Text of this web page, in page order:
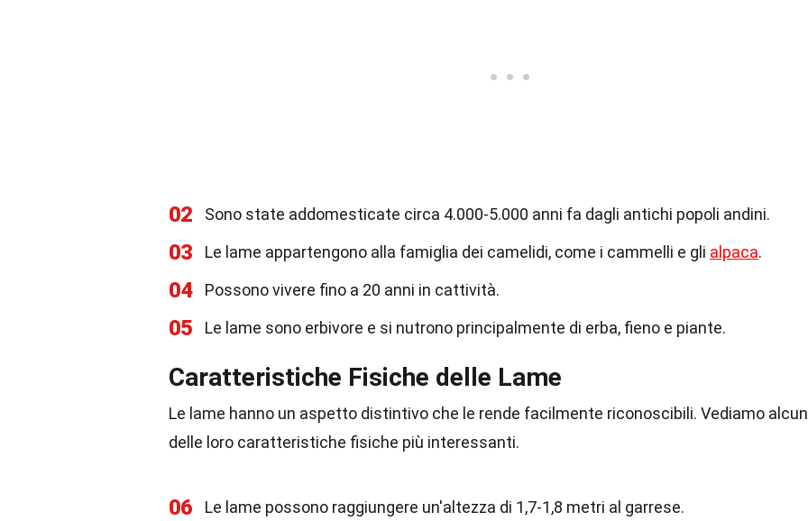
02 Sono state addomesticate circa 4.000-5.000 anni fa dagli antichi popoli andini.
03 Le lame appartengono alla famiglia dei camelidi, come i cammelli e gli alpaca.
04 Possono vivere fino a 20 anni in cattività.
05 Le lame sono erbivore e si nutrono principalmente di erba, fieno e piante.
Caratteristiche Fisiche delle Lame
Le lame hanno un aspetto distintivo che le rende facilmente riconoscibili. Vediamo
delle loro caratteristiche fisiche più interessanti.
06 Le lame possono raggiungere un'altezza di 1,7-1,8 metri al garrese.